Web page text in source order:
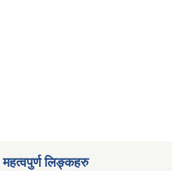
महत्वपुर्ण लिङ्कहरु